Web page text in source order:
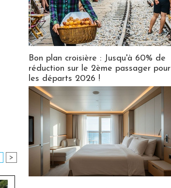
>
Bon plan croisière : Jusqu'à 60% de
réduction sur le 2ème passager pour
les départs 2026 !